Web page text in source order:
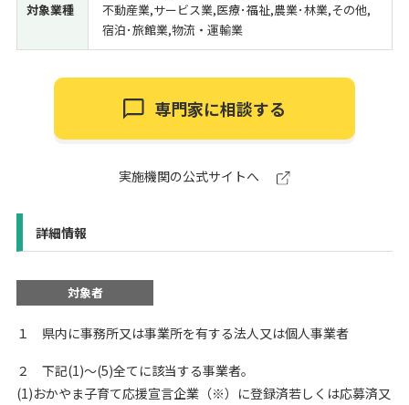
対象業種
不動産業,サービス業,医療･福祉,農業･林業,その他,
宿泊･旅館業,物流・運輸業
専門家に相談する
実施機関の公式サイトへ
詳細情報
対象者
１ 県内に事務所又は事業所を有する法人又は個人事業者
２ 下記(1)～(5)全てに該当する事業者。
(1)おかやま子育て応援宣言企業（※）に登録済若しくは応募済又